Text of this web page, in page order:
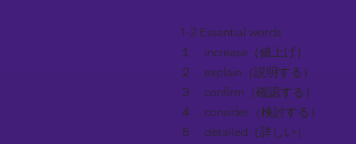
1-2 Essential words
１．increase（値上げ）
２．explain（説明する）
３．confirm（確認する）
４．consider（検討する）
５．detailed（詳しい）